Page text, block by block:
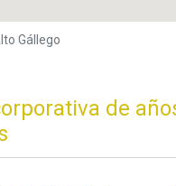
Gállego
de